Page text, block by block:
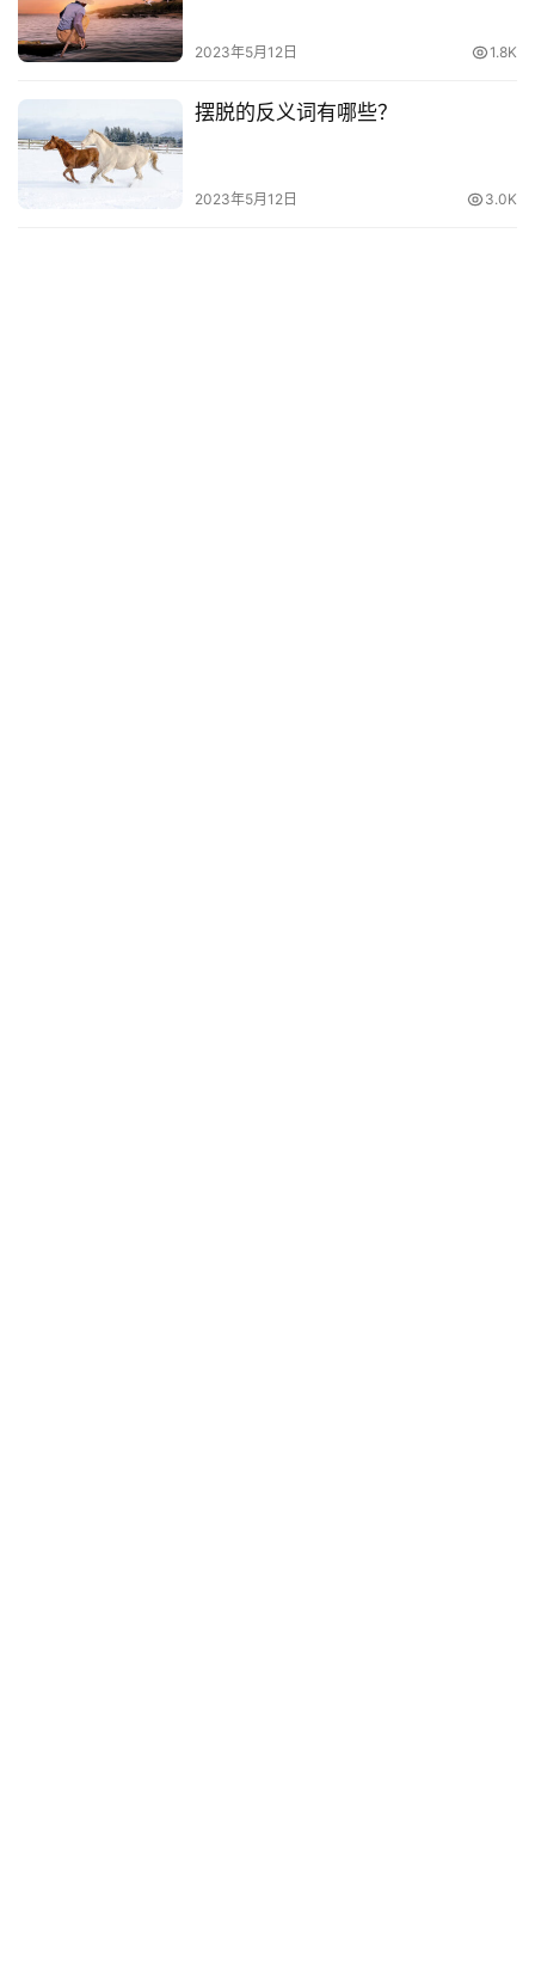
2023年5月12日 1.8K
摆脱的反义词有哪些？
2023年5月12日 3.0K